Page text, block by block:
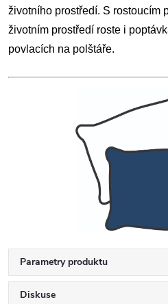
životního prostředí. S rostoucím
životním prostředí roste i
povlacích na polštáře.
Parametry produktu
Diskuse